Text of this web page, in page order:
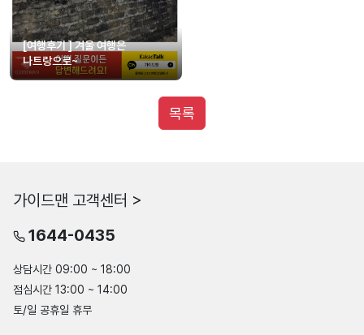
[여행후기 ] 겨울 여행은
나트랑으로~
목록
가이드맨 고객센터 >
1644-0435
상담시간 09:00 ~ 18:00
점심시간 13:00 ~ 14:00
토/일 공휴일 휴무